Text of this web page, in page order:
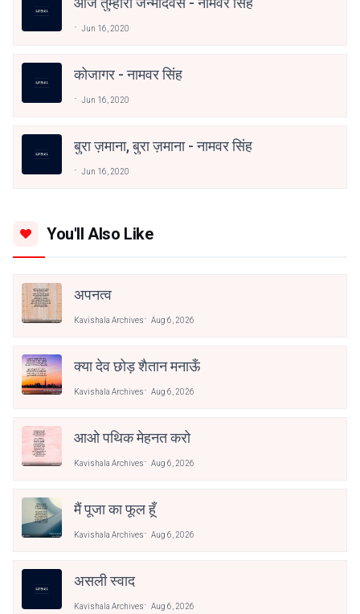
Jun 16, 2020
कोजागर - नामवर सिंह
Jun 16, 2020
बुरा ज़माना, बुरा ज़माना - नामवर सिंह
Jun 16, 2020
You'll Also Like
अपनत्व
Kavishala Archives Aug 6, 2026
क्या देव छोड़ शैतान मनाऊँ
Kavishala Archives Aug 6, 2026
आओ पथिक मेहनत करो
Kavishala Archives Aug 6, 2026
मैं पूजा का फूल हूँ
Kavishala Archives Aug 6, 2026
असली स्वाद
Kavishala Archives Aug 6, 2026